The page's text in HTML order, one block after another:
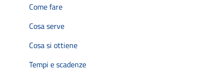
Come fare
Cosa serve
Cosa si ottiene
Tempi e scadenze